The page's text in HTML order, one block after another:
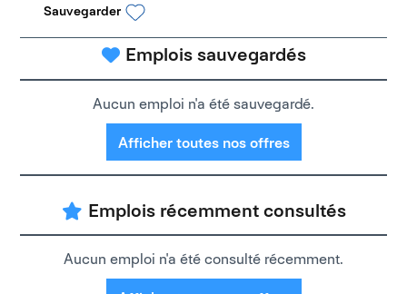
Sauvegarder
Emplois sauvegardés
Aucun emploi n'a été sauvegardé.
Afficher toutes nos offres
Emplois récemment consultés
Aucun emploi n'a été consulté récemment.